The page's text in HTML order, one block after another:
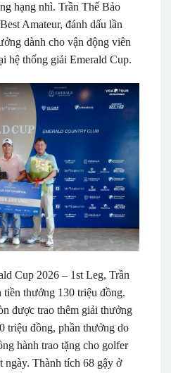
hạng nhì. Trần Thế Bảo
Amateur, đánh dấu lần
dành cho vận động viên
hệ thống giải Emerald Cup.
Cup 2026 – 1st Leg, Trần
thưởng 130 triệu đồng.
được trao thêm giải thưởng
triệu đồng, phần thưởng do
hành trao tặng cho golfer
ngày. Thành tích 68 gậy ở